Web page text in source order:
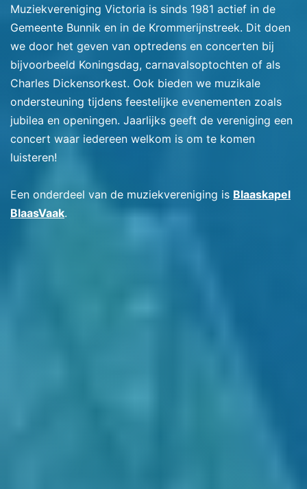
Muziekvereniging Victoria is sinds 1981 actief in de
Gemeente Bunnik en in de Krommerijnstreek. Dit doen
we door het geven van optredens en concerten bij
bijvoorbeeld Koningsdag, carnavalsoptochten of als
Charles Dickensorkest. Ook bieden we muzikale
ondersteuning tijdens feestelijke evenementen zoals
jubilea en openingen. Jaarlijks geeft de vereniging een
concert waar iedereen welkom is om te komen
luisteren!
Een onderdeel van de muziekvereniging is Blaaskapel
BlaasVaak.